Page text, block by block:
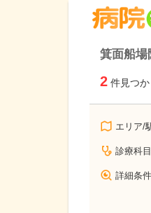
箕面船場
2 件見つ
エリア/
診療科目
詳細条件